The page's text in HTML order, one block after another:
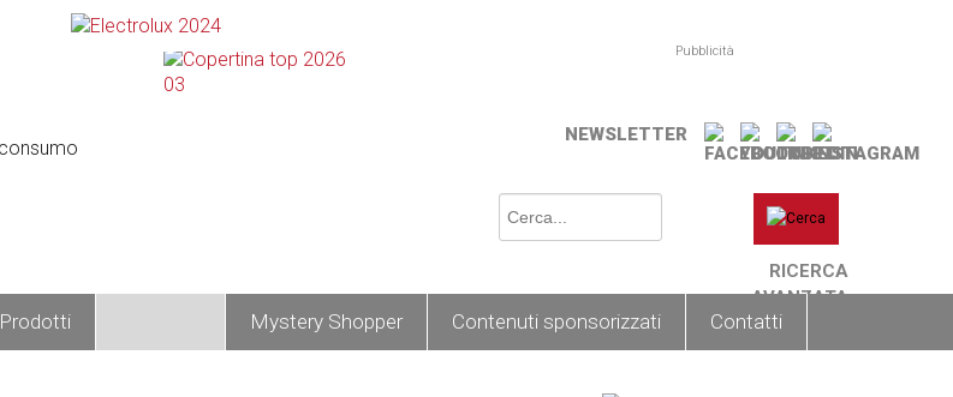
Pubblicità
NEWSLETTER
RICERCA
AVANZATA
Prodotti Mystery Shopper Contenuti sponsorizzati Contatti